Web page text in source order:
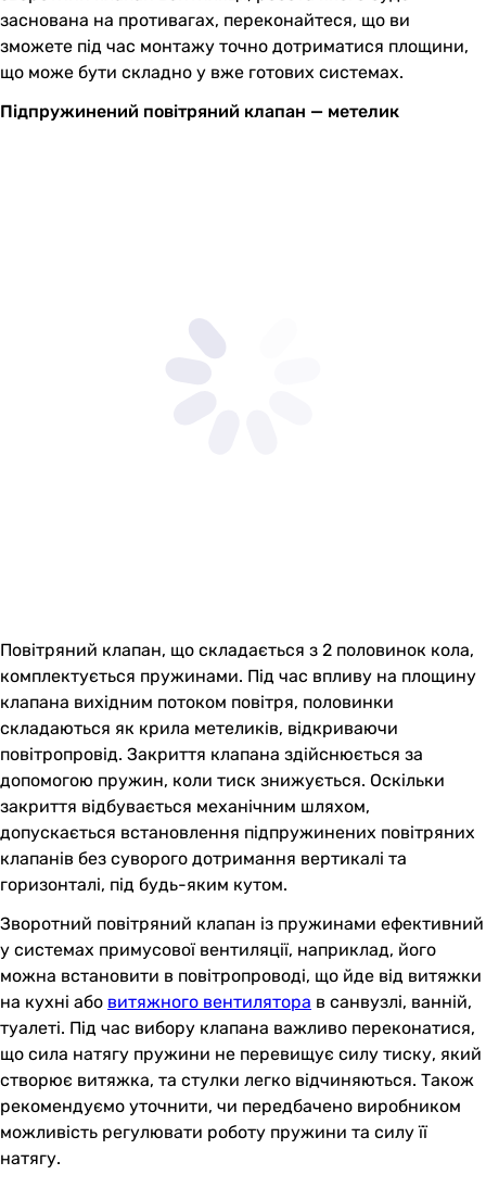
заснована на противагах, переконайтеся, що ви
зможете під час монтажу точно дотриматися площини,
що може бути складно у вже готових системах.
Підпружинений повітряний клапан — метелик
Повітряний клапан, що складається з 2 половинок кола,
комплектується пружинами. Під час впливу на площину
клапана вихідним потоком повітря, половинки
складаються як крила метеликів, відкриваючи
повітропровід. Закриття клапана здійснюється за
допомогою пружин, коли тиск знижується. Оскільки
закриття відбувається механічним шляхом,
допускається встановлення підпружинених повітряних
клапанів без суворого дотримання вертикалі та
горизонталі, під будь-яким кутом.
Зворотний повітряний клапан із пружинами ефективний
у системах примусової вентиляції, наприклад, його
можна встановити в повітропроводі, що йде від витяжки
на кухні або витяжного вентилятора в санвузлі, ванній,
туалеті. Під час вибору клапана важливо переконатися,
що сила натягу пружини не перевищує силу тиску, який
створює витяжка, та стулки легко відчиняються. Також
рекомендуємо уточнити, чи передбачено виробником
можливість регулювати роботу пружини та силу її
натягу.